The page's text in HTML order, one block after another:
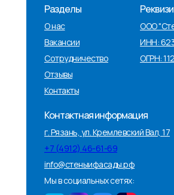
Разделы
г. Рязань, ул. Кремлевский Вал, 17
+7 (4912) 46-61-69
info@стеныифасады.рф
Мы в социальных сетях:
ИНН:
ООО
ОГРН:
Контактная информация
О нас
Сотрудничество
Отзывы
Вакансии
Контакты